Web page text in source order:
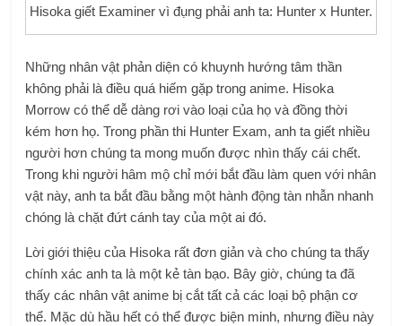
Hisoka giết Examiner vì đụng phải anh ta: Hunter x Hunter.
Những nhân vật phản diện có khuynh hướng tâm thần
không phải là điều quá hiếm gặp trong anime. Hisoka
Morrow có thể dễ dàng rơi vào loại của họ và đồng thời
kém hơn họ. Trong phần thi Hunter Exam, anh ta giết nhiều
người hơn chúng ta mong muốn được nhìn thấy cái chết.
Trong khi người hâm mộ chỉ mới bắt đầu làm quen với nhân
vật này, anh ta bắt đầu bằng một hành động tàn nhẫn nhanh
chóng là chặt đứt cánh tay của một ai đó.
Lời giới thiệu của Hisoka rất đơn giản và cho chúng ta thấy
chính xác anh ta là một kẻ tàn bạo. Bây giờ, chúng ta đã
thấy các nhân vật anime bị cắt tất cả các loại bộ phận cơ
thể. Mặc dù hầu hết có thể được biện minh, nhưng điều này